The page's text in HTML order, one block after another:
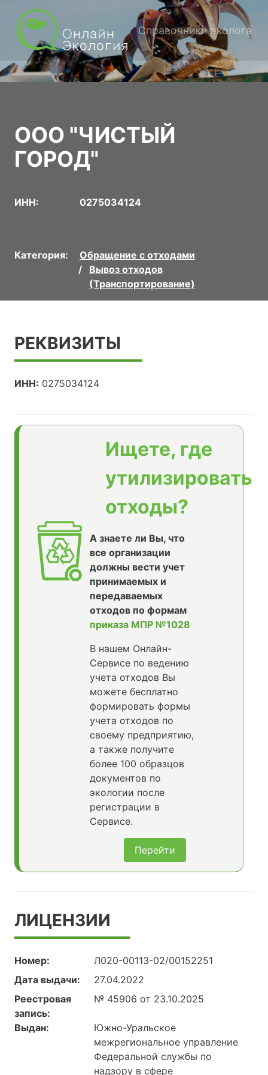
Справочники эколога
ООО "ЧИСТЫЙ
ГОРОД"
ИНН: 0275034124
Категория:
Обращение с отходами
Вывоз отходов
(Транспортирование)
РЕКВИЗИТЫ
ИНН: 0275034124
Ищете, где
утилизировать
отходы?
А знаете ли Вы, что
все организации
должны вести учет
принимаемых и
передаваемых
отходов по формам
приказа МПР №1028
В нашем Онлайн-
Сервисе по ведению
учета отходов Вы
можете бесплатно
формировать формы
учета отходов по
своему предприятию,
а также получите
более 100 образцов
документов по
экологии после
регистрации в
Сервисе.
Перейти
ЛИЦЕНЗИИ
Номер:
Л020-00113-02/00152251
Дата выдачи:
27.04.2022
Реестровая
запись:
№ 45906 от 23.10.2025
Выдан:
Южно-Уральское
межрегиональное управление
Федеральной службы по
надзору в сфере